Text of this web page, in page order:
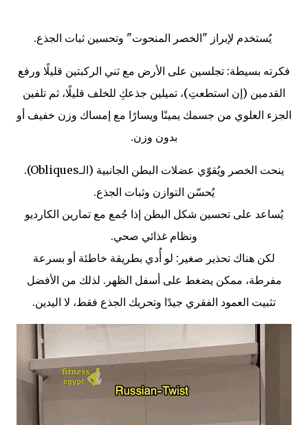
يُستخدم لإبراز "الخصر المنحوت" وتحسين ثبات الجذع.
فكرته بسيطة: تجلسين على الأرض مع ثني الركبتين قليلًا ورفع
القدمين (إن استطعتِ)، تميلين جذعكِ للخلف قليلًا، ثم تلفين
الجزء العلوي من جسمك يمينًا ويسارًا مع إمساك وزن خفيف أو
بدون وزن.
ينحت الخصر ويُقوّي عضلات البطن الجانبية (الـObliques).
يُحسّن التوازن وثبات الجذع.
يُساعد على تحسين شكل البطن إذا جُمع مع تمارين الكارديو
ونظام غذائي صحي.
لكن هناك تحذير صغير: لو أُدي بطريقة خاطئة أو بسرعة
مفرطة، ممكن يضغط على أسفل الظهر. لذلك من الأفضل
تثبيت العمود الفقري جيدًا وتحريك الجذع فقط، لا اليدين.